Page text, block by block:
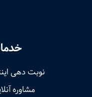
نوبت‌ دهی
مشاوره